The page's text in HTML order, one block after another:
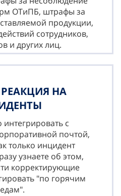
ОТиПБ, штрафы за
продукции,
сотрудников,
и других лиц.
НА
с
почтой,
только инцидент
узнаете об этом,
корректирующие
"по горячим